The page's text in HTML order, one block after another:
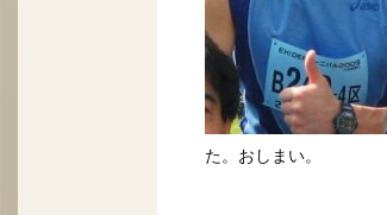
た。おしまい。